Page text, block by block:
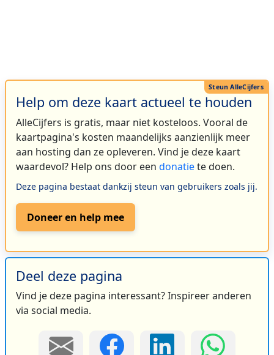
Help om deze kaart actueel te houden
AlleCijfers is gratis, maar niet kosteloos. Vooral de
kaartpagina's kosten maandelijks aanzienlijk meer
aan hosting dan ze opleveren. Vind je deze kaart
waardevol? Help ons door een donatiete doen.
Deze pagina bestaat dankzij steun van gebruikers zoals jij.
Doneer en help mee
Deel deze pagina
Vind je deze pagina interessant? Inspireer anderen
via social media.